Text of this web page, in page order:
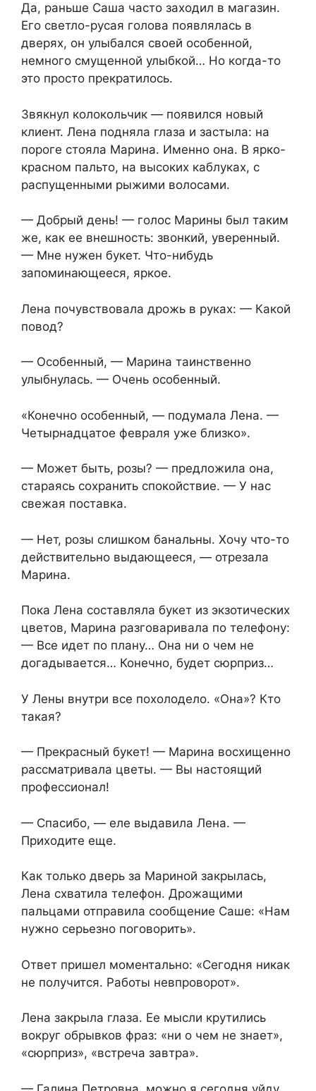
Да, раньше Саша часто заходил в магазин.
Его светло-русая голова появлялась в
дверях, он улыбался своей особенной,
немного смущенной улыбкой… Но когда-то
это просто прекратилось.
Звякнул колокольчик — появился новый
клиент. Лена подняла глаза и застыла: на
пороге стояла Марина. Именно она. В ярко-
красном пальто, на высоких каблуках, с
распущенными рыжими волосами.
— Добрый день! — голос Марины был таким
же, как ее внешность: звонкий, уверенный.
— Мне нужен букет. Что-нибудь
запоминающееся, яркое.
Лена почувствовала дрожь в руках: — Какой
повод?
— Особенный, — Марина таинственно
улыбнулась. — Очень особенный.
«Конечно особенный, — подумала Лена. —
Четырнадцатое февраля уже близко».
— Может быть, розы? — предложила она,
стараясь сохранить спокойствие. — У нас
свежая поставка.
— Нет, розы слишком банальны. Хочу что-то
действительно выдающееся, — отрезала
Марина.
Пока Лена составляла букет из экзотических
цветов, Марина разговаривала по телефону:
— Все идет по плану… Она ни о чем не
догадывается… Конечно, будет сюрприз…
У Лены внутри все похолодело. «Она»? Кто
такая?
— Прекрасный букет! — Марина восхищенно
рассматривала цветы. — Вы настоящий
профессионал!
— Спасибо, — еле выдавила Лена. —
Приходите еще.
Как только дверь за Мариной закрылась,
Лена схватила телефон. Дрожащими
пальцами отправила сообщение Саше: «Нам
нужно серьезно поговорить».
Ответ пришел моментально: «Сегодня никак
не получится. Работы невпроворот».
Лена закрыла глаза. Ее мысли крутились
вокруг обрывков фраз: «ни о чем не знает»,
«сюрприз», «встреча завтра».